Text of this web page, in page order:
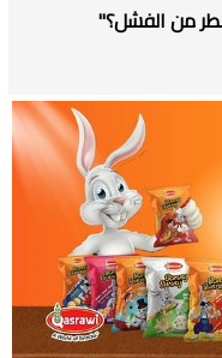
من الفشل؟"